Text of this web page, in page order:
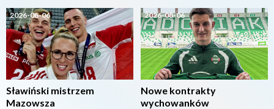
2026-08-06
Sławiński mistrzem
Mazowsza
2026-08-06
Nowe kontrakty
wychowanków